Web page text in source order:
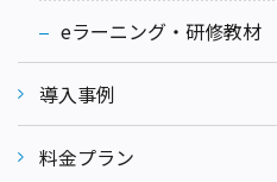
eラーニング・研修教材
導入事例
料金プラン